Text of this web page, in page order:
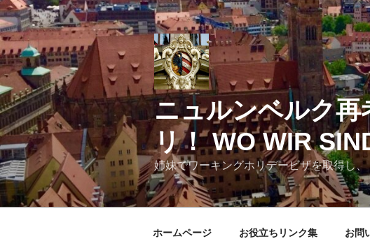
コ
ン
テ
ン
ツ
へ
ス
キ
ッ
プ
ニュルンベルク再
リ！ WO WIR
姉妹でワーキングホリデービザを取得し
ホームページ お役立ちリンク集 お問